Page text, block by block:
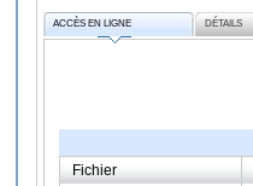
ACCÈS EN LIGNE DÉTAILS
Fichier